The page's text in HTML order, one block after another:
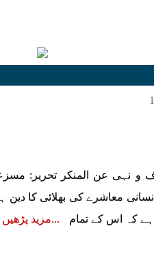
و نہی عن المنکر تحریر:
معاشرے کی بھلائی کا دین
کہ اس کے تمام
مزید پڑھیں